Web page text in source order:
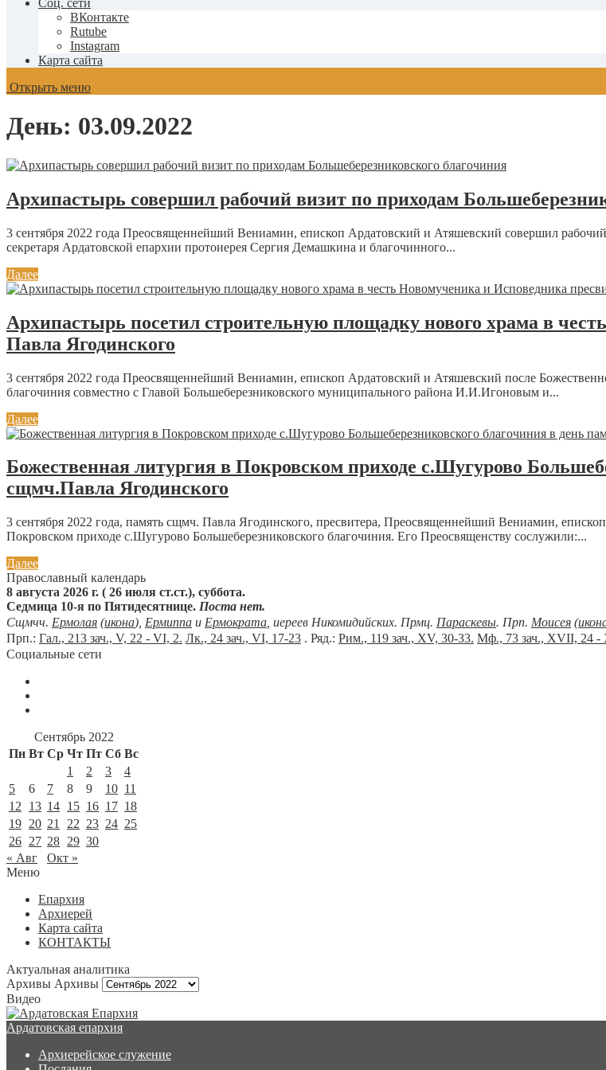
Соц. сети
ВКонтакте
Rutube
Instagram
Карта сайта
Открыть меню
День: 03.09.2022
Архипастырь совершил рабочий визит по приходам
3 сентября 2022 года Преосвященнейший Вениамин, епископ Ардатовский и Атяшевский совершил
секретаря Ардатовской епархии протоиерея Сергия Демашкина и благочинного...
Далее
Архипастырь посетил строительную площадку нового храма в
Павла Ягодинского
3 сентября 2022 года Преосвященнейший Вениамин, епископ Ардатовский и Атяшевский после
благочиния совместно с Главой Большеберезниковского муниципального района И.И.Игоновым и...
Далее
Божественная литургия в Покровском приходе с.Шугурово
сщмч.Павла Ягодинского
3 сентября 2022 года, память сщмч. Павла Ягодинского, пресвитера, Преосвященнейший Вениамин,
Покровском приходе с.Шугурово Большеберезниковского благочиния. Его Преосвященству сослужили:...
Далее
Православный календарь
8 августа 2026 г. ( 26 июля ст.ст.), суббота.
Седмица 10-я по Пятидесятнице. Поста нет.
Сщмчч. Ермолая (икона), Ермиппа и Ермократа , иереев Никомидийских. Прмц. Параскевы. Прп. Моисея (
Прп.: Гал., 213 зач., V, 22 - VI, 2. Лк., 24 зач., VI, 17-23 . Ряд.: Рим., 119 зач., XV, 30-33. Мф., 73 зач., XVII, 24 -
Социальные сети
Сентябрь 2022
Пн Вт Ср Чт Пт Сб Вс
1
2 3
4
5
6 7 8 9 10 11
12
13 14 15 16 17 18
19 20 21 22 23 24 25
26 27 28 29 30
« Авг
Окт »
Меню
Епархия
Архиерей
Карта сайта
КОНТАКТЫ
Актуальная аналитика
Архивы Архивы
Видео
Ардатовская епархия
Архиерейское служение